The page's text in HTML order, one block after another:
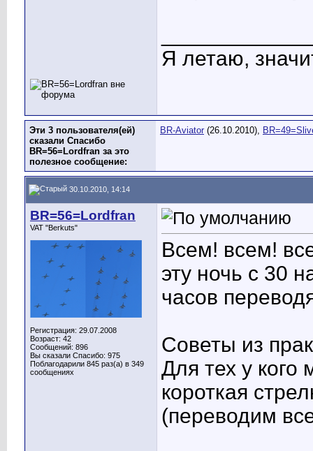
Я летаю,
Эти 3 пользователя(ей)
сказали Спасибо
BR=56=Lordfran за это
полезное сообщение:
BR-Aviator (26.10.2010),
30.10.2010, 14:14
BR=56=Lordfran
VAT "Berkuts"
Регистрация: 29.07.2008
Возраст: 42
Сообщений: 896
Вы сказали Спасибо: 975
Поблагодарили 845 раз(а) в 349
сообщениях
Всем! всем!
эту ночь с 30
часов
Советы из
Для тех у кого
короткая
(переводим